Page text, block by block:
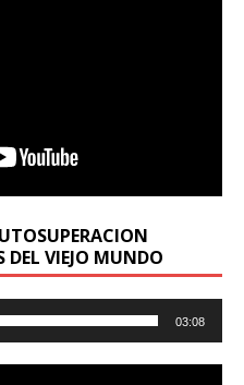
DEL VIEJO MUNDO
03:08